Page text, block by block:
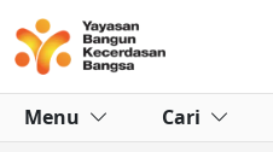
Menu Cari